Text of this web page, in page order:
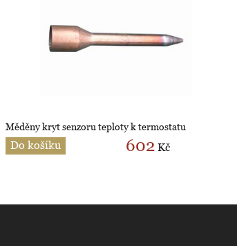
Měděny kryt senzoru teploty k termostatu
Do košíku 602 Kč